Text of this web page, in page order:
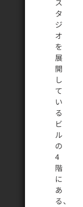
ス
タ
ジ
オ
を
展
開
し
て
い
る
ビ
ル
の
4
階
に
あ
る、